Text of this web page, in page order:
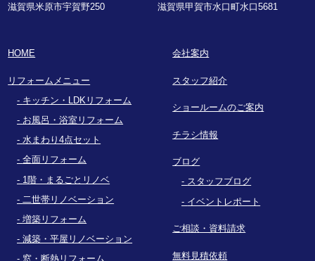
滋賀県米原市宇賀野250
滋賀県甲賀市水口町水口5681
HOME
リフォームメニュー
キッチン・LDKリフォーム
お風呂・浴室リフォーム
水まわり4点セット
全面リフォーム
1階・まるごとリノベ
二世帯リノベーション
増築リフォーム
減築・平屋リノベーション
窓・断熱リフォーム
会社案内
スタッフ紹介
ショールームのご案内
チラシ情報
ブログ
スタッフブログ
イベントレポート
ご相談・資料請求
無料見積依頼